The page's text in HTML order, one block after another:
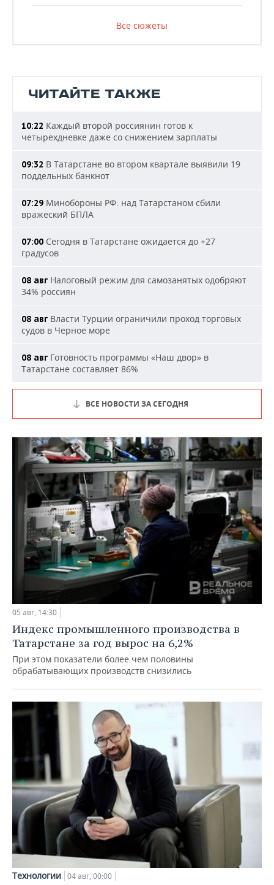
Все сюжеты
ЧИТАЙТЕ ТАКЖЕ
10:22 Каждый второй россиянин готов к
четырехдневке даже со снижением зарплаты
09:32 В Татарстане во втором квартале выявили 19
поддельных банкнот
07:29 Минобороны РФ: над Татарстаном сбили
вражеский БПЛА
07:00 Сегодня в Татарстане ожидается до +27
градусов
08 авг Налоговый режим для самозанятых одобряют
34% россиян
08 авг Власти Турции ограничили проход торговых
судов в Черное море
08 авг Готовность программы «Наш двор» в
Татарстане составляет 86%
ВСЕ НОВОСТИ ЗА СЕГОДНЯ
05 авг, 14:30
Индекс промышленного производства в
Татарстане за год вырос на 6,2%
При этом показатели более чем половины
обрабатывающих производств снизились
Технологии 04 авг, 00:00